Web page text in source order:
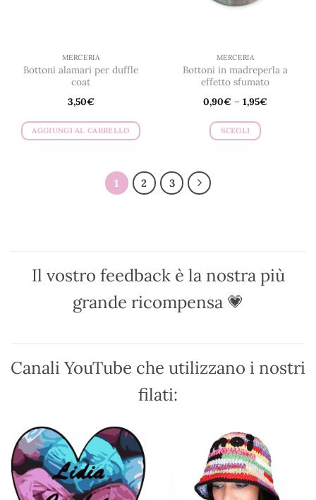
prodotto
nella
prodotto
MERCERIA
Bottoni alamari per duffle
coat
3,50€
AGGIUNGI AL CARRELLO
MERCERIA
Bottoni in madreperla a
effetto sfumato
0,90€ – 1,95€
SCEGLI
scelte
nella
pagina
1 2 3
Il vostro feedback è la nostra più
grande ricompensa 💗
Canali YouTube che utilizzano i nostri
filati: